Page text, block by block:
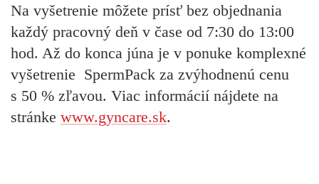
Na vyšetrenie môžete prísť bez objednania
každý pracovný deň v čase od 7:30 do 13:00
hod. Až do konca júna je v ponuke komplexné
vyšetrenie SpermPack za zvýhodnenú cenu
s 50 % zľavou. Viac informácií nájdete na
stránke www.gyncare.sk.